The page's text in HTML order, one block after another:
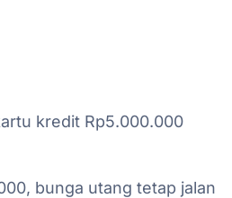
kredit Rp5.000.000
bunga utang tetap jalan